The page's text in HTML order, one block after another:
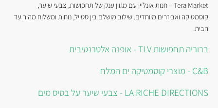
Tera Market – חנות אונליין עם מגוון ענק של תחפושות, צבעי שיער,
קוסמטיקה ואביזרים מיוחדים. שילוב מושלם בין סטייל, נוחות ומשלוח מהיר עד
הבית.
ברוריה תחפושות TLV - אופנה אלטרנטיבית
C&B - מוצרי קוסמטיקה ים המלח
LA RICHE DIRECTIONS - צבעי שיער על בסיס מים